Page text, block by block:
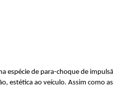
espécie de para-choque de
estética ao veículo. Assim como